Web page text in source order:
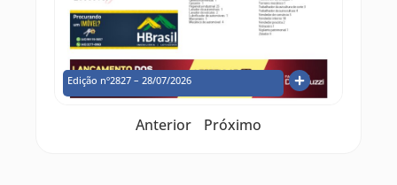
Edição nº2827 – 28/07/2026
Anterior Próximo